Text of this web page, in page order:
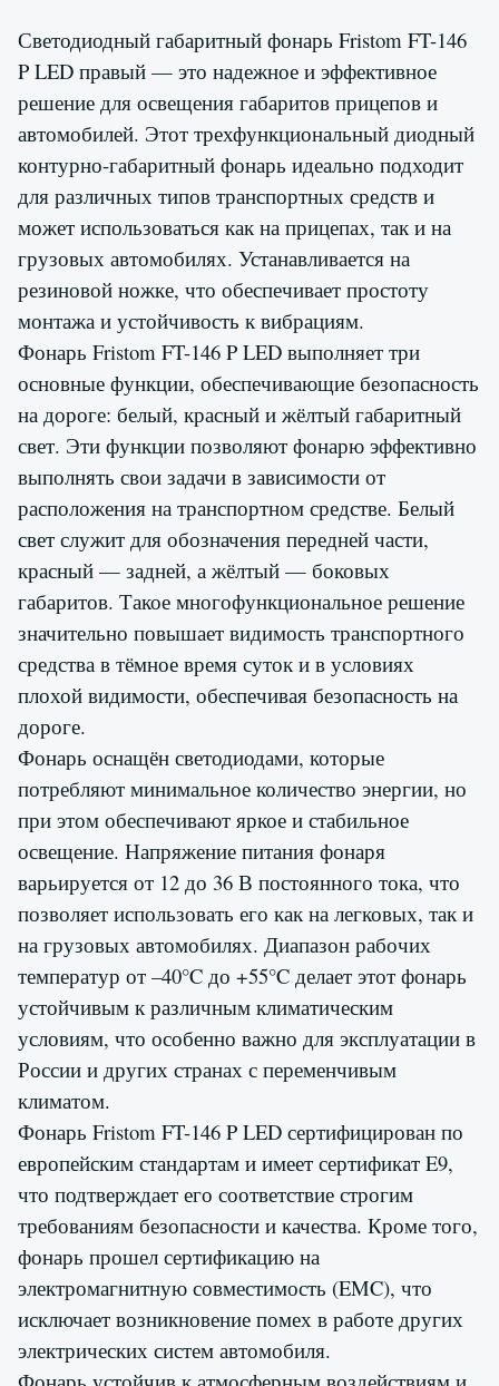
Светодиодный габаритный фонарь Fristom FT-146
P LED правый — это надежное и эффективное
решение для освещения габаритов прицепов и
автомобилей. Этот трехфункциональный диодный
контурно-габаритный фонарь идеально подходит
для различных типов транспортных средств и
может использоваться как на прицепах, так и на
грузовых автомобилях. Устанавливается на
резиновой ножке, что обеспечивает простоту
монтажа и устойчивость к вибрациям.
Фонарь Fristom FT-146 P LED выполняет три
основные функции, обеспечивающие безопасность
на дороге: белый, красный и жёлтый габаритный
свет. Эти функции позволяют фонарю эффективно
выполнять свои задачи в зависимости от
расположения на транспортном средстве. Белый
свет служит для обозначения передней части,
красный — задней, а жёлтый — боковых
габаритов. Такое многофункциональное решение
значительно повышает видимость транспортного
средства в тёмное время суток и в условиях
плохой видимости, обеспечивая безопасность на
дороге.
Фонарь оснащён светодиодами, которые
потребляют минимальное количество энергии, но
при этом обеспечивают яркое и стабильное
освещение. Напряжение питания фонаря
варьируется от 12 до 36 В постоянного тока, что
позволяет использовать его как на легковых, так и
на грузовых автомобилях. Диапазон рабочих
температур от –40°C до +55°C делает этот фонарь
устойчивым к различным климатическим
условиям, что особенно важно для эксплуатации в
России и других странах с переменчивым
климатом.
Фонарь Fristom FT-146 P LED сертифицирован по
европейским стандартам и имеет сертификат E9,
что подтверждает его соответствие строгим
требованиям безопасности и качества. Кроме того,
фонарь прошел сертификацию на
электромагнитную совместимость (EMC), что
исключает возникновение помех в работе других
электрических систем автомобиля.